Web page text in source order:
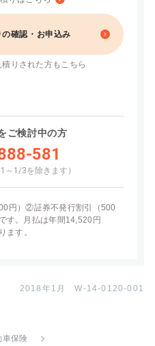
確認・お申込み
りされた方もこちら
ご検討中の方
581
1/3を除きます）
円）②証券不発行割引（500
す。月払は年間14,520円
ます。
2018年1月 W-14-0120-001
車保険